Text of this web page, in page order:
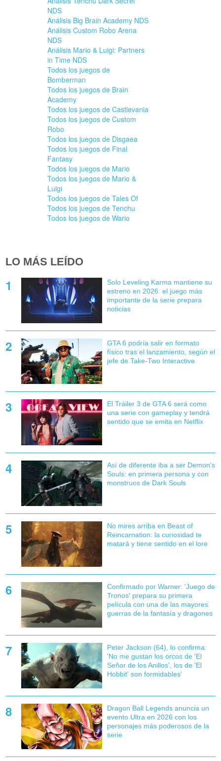
NDS
Análisis Big Brain Academy NDS
Análisis Custom Robo Arena
NDS
Análisis Mario & Luigi: Partners
in Time NDS
Todos los juegos de
Bomberman
Todos los juegos de Brain
Academy
Todos los juegos de Castlevania
Todos los juegos de Custom
Robo
Todos los juegos de Disgaea
Todos los juegos de Final
Fantasy
Todos los juegos de Mario
Todos los juegos de Mario &
Luigi
Todos los juegos de Tales Of
Todos los juegos de Tenchu
Todos los juegos de Wario
LO MÁS LEÍDO
Solo Leveling Karma mantiene su
estreno en 2026: el juego más
importante de la serie prepara
noticias
GTA 6 podría salir en formato
físico tras el lanzamiento, según el
jefe de Take-Two Interactive
El Tráiler 3 de GTA 6 será como
una serie con gameplay y tendrá
sentido que se emita en Netflix
Así de diferente iba a ser Demon's
Souls: en primera persona y con
monstruos de Dark Souls
No mires arriba en Beast of
Reincarnation: la curiosidad te
matará y tiene sentido en el lore
Confirmado por Warner: 'Juego de
Tronos' prepara su primera
película con una de las mayores
guerras de la fantasía y dragones
Peter Jackson (64), lo confirma:
'No me gustan los orcos de 'El
Señor de los Anillos', los de 'El
Hobbit' son formidables'
Dragon Ball Legends anuncia un
evento Ultra en 2026 con los
personajes más poderosos de la
serie